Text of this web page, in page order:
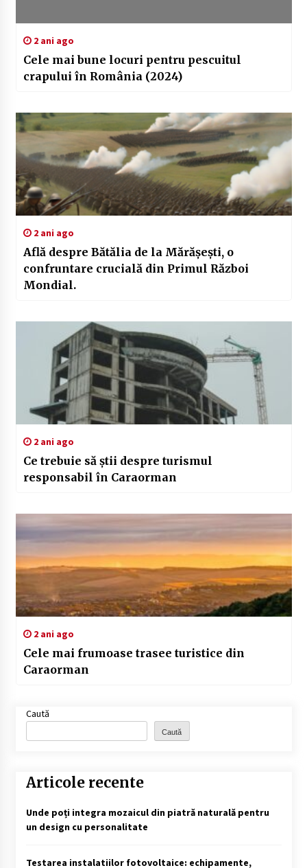
2 ani ago
Cele mai bune locuri pentru pescuitul
crapului în România (2024)
2 ani ago
Află despre Bătălia de la Mărășești, o
confruntare crucială din Primul Război
Mondial.
2 ani ago
Ce trebuie să știi despre turismul
responsabil în Caraorman
2 ani ago
Cele mai frumoase trasee turistice din
Caraorman
Caută
Caută
Articole recente
Unde poți integra mozaicul din piatră naturală pentru
un design cu personalitate
Testarea instalatiilor fotovoltaice: echipamente,